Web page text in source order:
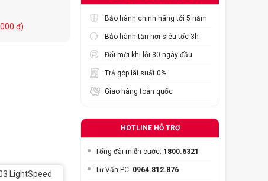
đ)
LightSpeed
Bảo hành chính hãng tới 5 năm
Bảo hành tận nơi siêu tốc 3h
Đổi mới khi lỗi 30 ngày đầu
Trả góp lãi suất 0%
Giao hàng toàn quốc
HOTLINE HỖ TRỢ
Tổng đài miễn cước: 1800.6321
Tư Vấn PC: 0964.812.876